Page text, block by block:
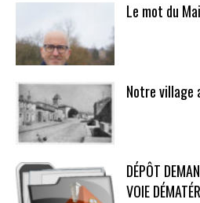
Le mot du
Notre village
DÉPÔT
VOIE